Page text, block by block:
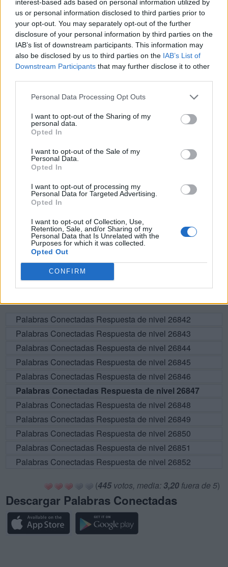
interest-based ads based on personal information utilized by
us or personal information disclosed to third parties prior to
your opt-out. You may separately opt-out of the further
disclosure of your personal information by third parties on the
IAB’s list of downstream participants. This information may
also be disclosed by us to third parties on the IAB’s List of
Downstream Participants that may further disclose it to other
Personal Data Processing Opt Outs
I want to opt-out of the Sharing of my
personal data.
Opted In
I want to opt-out of the Sale of my
Personal Data.
Opted In
I want to opt-out of processing my
Personal Data for Targeted Advertising.
Opted In
I want to opt-out of Collection, Use,
Retention, Sale, and/or Sharing of my
Personal Data that Is Unrelated with the
Purposes for which it was collected.
Opted Out
CONFIRM
A
L F
A
A
T A
S
S
O T
A
S
A T
O
F
A S
O
A L
O
A S
A
A T
A S
O
O L
O A
S
O S
O
BUSCAR MÁS
RESPUESTAS
Palabras Conectadas Respuesta de nivel 26842
Palabras Conectadas Respuesta de nivel 26843
Palabras Conectadas Respuesta de nivel 26844
Palabras Conectadas Respuesta de nivel 26845
Palabras Conectadas Respuesta de nivel 26846
Palabras Conectadas Respuesta de nivel 26847
Palabras Conectadas Respuesta de nivel 26848
Palabras Conectadas Respuesta de nivel 26849
Palabras Conectadas Respuesta de nivel 26850
Palabras Conectadas Respuesta de nivel 26851
Palabras Conectadas Respuesta de nivel 26852
(445votos, media: 3,20 fuera de 5)
Descargar Palabras Conectadas